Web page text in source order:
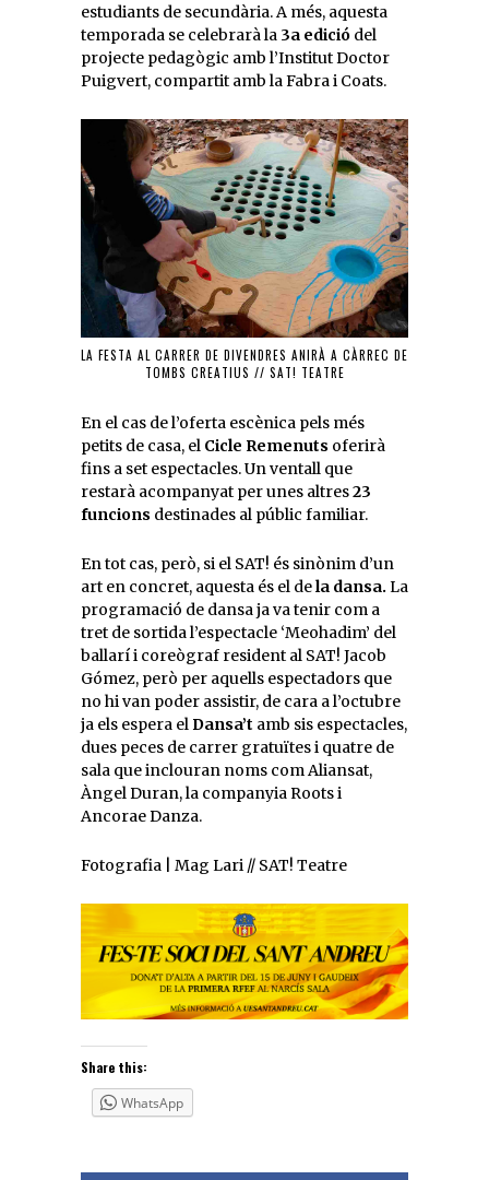
estudiants de secundària. A més, aquesta
temporada se celebrarà la 3a edició del
projecte pedagògic amb l’Institut Doctor
Puigvert, compartit amb la Fabra i Coats.
LA FESTA AL CARRER DE DIVENDRES ANIRÀ A CÀRREC DE
TOMBS CREATIUS // SAT! TEATRE
En el cas de l’oferta escènica pels més
petits de casa, el Cicle Remenuts oferirà
fins a set espectacles. Un ventall que
restarà acompanyat per unes altres23
funcions destinades al públic familiar.
En tot cas, però, si el SAT! és sinònim d’un
art en concret, aquesta és el dela dansa. La
programació de dansa ja va tenir com a
tret de sortida l’espectacle ‘Meohadim’ del
ballarí i coreògraf resident al SAT! Jacob
Gómez, però per aquells espectadors que
no hi van poder assistir, de cara a l’octubre
ja els espera elDansa’t amb sis espectacles,
dues peces de carrer gratuïtes i quatre de
sala que inclouran noms com Aliansat,
Àngel Duran, la companyia Roots i
Ancorae Danza.
Fotografia | Mag Lari // SAT! Teatre
Share this:
WhatsApp